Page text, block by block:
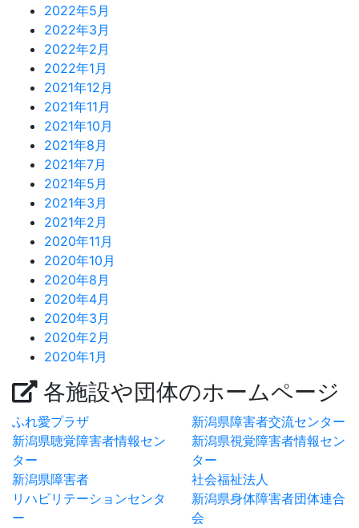
2022年5月
2022年3月
2022年2月
2022年1月
2021年12月
2021年11月
2021年10月
2021年8月
2021年7月
2021年5月
2021年3月
2021年2月
2020年11月
2020年10月
2020年8月
2020年4月
2020年3月
2020年2月
2020年1月
各施設や団体のホームページ
ふれ愛プラザ
新潟県障害者交流センター
新潟県聴覚障害者情報セン
ター
新潟県視覚障害者情報セン
ター
新潟県障害者
リハビリテーションセンタ
ー
社会福祉法人
新潟県身体障害者団体連合
会